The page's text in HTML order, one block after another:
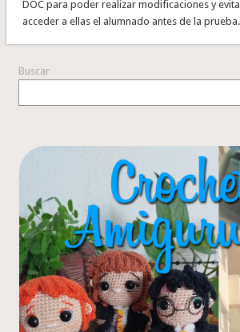
DOC para poder realizar modificaciones y
acceder a ellas el alumnado antes de la
Buscar